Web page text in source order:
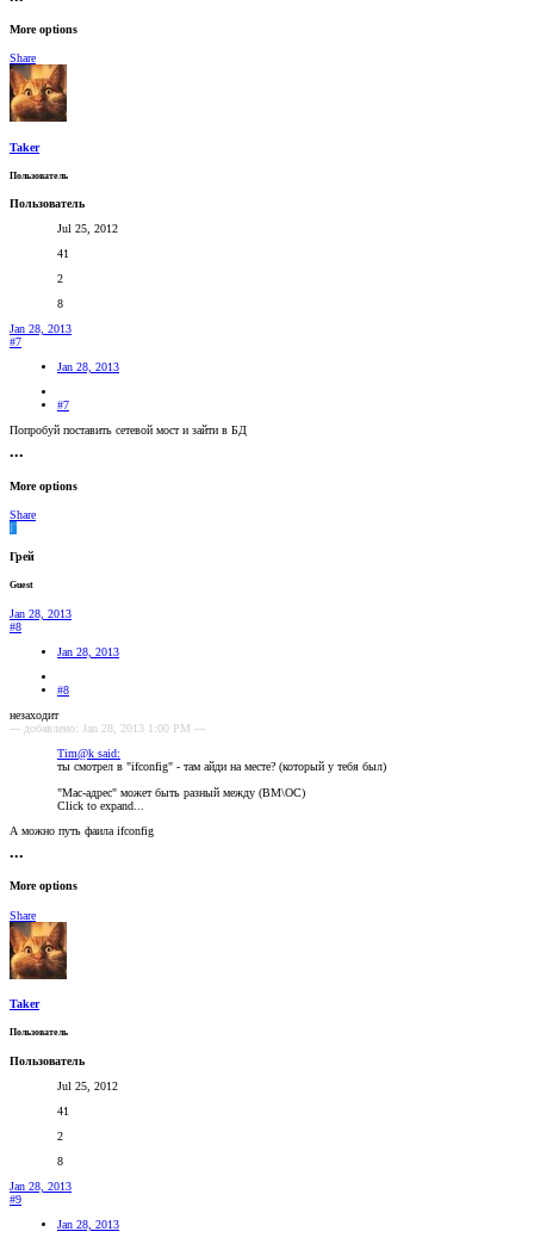
More options
Share
Taker
Пользователь
Пользователь
Jul 25, 2012
41
2
8
Jan 28, 2013
#7
Jan 28, 2013
#7
Попробуй поставить сетевой мост и зайти в БД
•••
More options
Share
Г
Грей
Guest
Jan 28, 2013
#8
Jan 28, 2013
#8
незаходит
--- добавлено: Jan 28, 2013 1:00 PM ---
Tim@k said:
ты смотрел в "ifconfig" - там айди на месте? (который у тебя был)
"Мас-адрес" может быть разный между (ВМ\ОС)
Click to expand...
А можно путь фаила ifconfig
•••
More options
Share
Taker
Пользователь
Пользователь
Jul 25, 2012
41
2
8
Jan 28, 2013
#9
Jan 28, 2013